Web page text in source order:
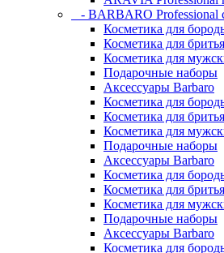
- BARBARO Professional
Косметика для
Косметика для
Косметика для
Подарочные наборы
Аксессуары Barbaro
Косметика для
Косметика для
Косметика для
Подарочные наборы
Аксессуары Barbaro
Косметика для
Косметика для
Косметика для
Подарочные наборы
Аксессуары Barbaro
Косметика для